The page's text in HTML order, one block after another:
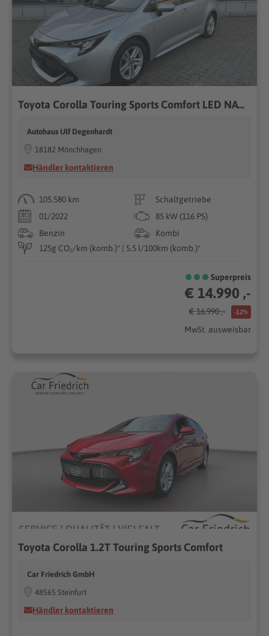
Toyota Corolla Touring Sports Comfort LED NAV KAMERA
Autohaus Ulf Degenhardt
18182 Mönchhagen
Händler kontaktieren
105.580 km
Schaltgetriebe
01/2022
85 kW (116 PS)
Benzin
Kombi
125g CO₂/km (komb.)* | 5.5 l/100km (komb.)*
Superpreis
€ 14.990 ,-
€ 16.990 ,- -12%
MwSt. ausweisbar
Toyota Corolla 1.2T Touring Sports Comfort
Car Friedrich GmbH
48565 Steinfurt
Händler kontaktieren